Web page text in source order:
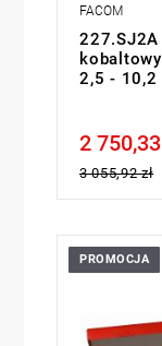
FACOM
2,5 - 10,2
Price tax
2
3 055,92 zł
Zakres
Masa:
PROMOCJA